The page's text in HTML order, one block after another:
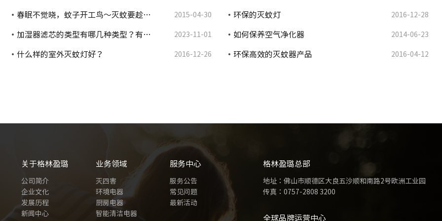
春眠不觉晓，蚊子开工鸟～灭蚊要趁… 2015-04-30 环保的灭蚊灯 2016-12-28
加湿器滤芯的类型有哪几种类型？有… 2023-11-01 如何保养空气净化器 2014-06-23
什么样的室外灭蚊灯好？ 2016-12-26 环保高效的灭蚊器产品 2016-04-12
关于格林盈璐
公司简介
企业文化
发展历程
新闻中心
业务领域
灭四害
环境电器
厨房电器
智能清洁电器
服务中心
服务公告
常见问题
最新活动
格林盈璐总部
地址：佛山市顺德区大良五沙顺和南路2号欧洲工业园
传真：0757-2808 3200
全球品牌运营中心